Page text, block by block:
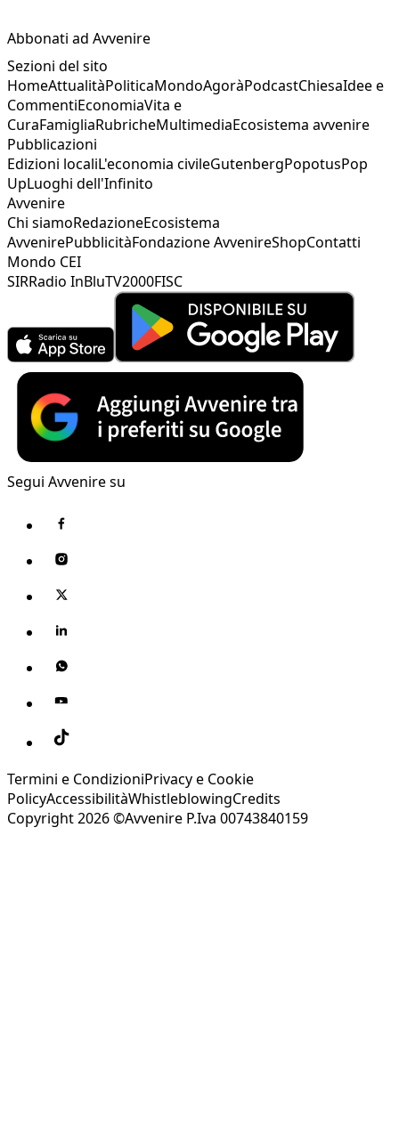
Abbonati ad Avvenire
Sezioni del sito
HomeAttualitàPoliticaMondoAgoràPodcastChiesaIdee e
CommentiEconomiaVita e
CuraFamigliaRubricheMultimediaEcosistema avvenire
Pubblicazioni
Edizioni localiL'economia civileGutenbergPopotusPop
UpLuoghi dell'Infinito
Avvenire
Chi siamoRedazioneEcosistema
AvvenirePubblicitàFondazione AvvenireShopContatti
Mondo CEI
SIRRadio InBluTV2000FISC
Segui Avvenire su
Termini e CondizioniPrivacy e Cookie
PolicyAccessibilitàWhistleblowingCredits
Copyright 2026 ©Avvenire P.Iva 00743840159